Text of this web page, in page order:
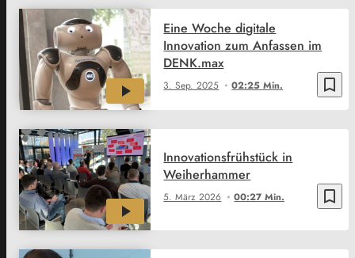
bookmark_border
3. Sep. 2025 02:25 Min.
Eine Woche digitale
Innovation zum Anfassen im
DENK.max
bookmark_border
5. März 2026 00:27 Min.
Innovationsfrühstück in
Weiherhammer